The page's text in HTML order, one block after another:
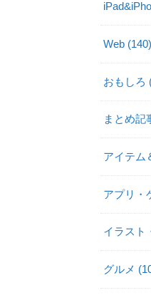
Web (140)
おもしろ
まとめ記
アイテム
アプリ・
イラスト
グルメ